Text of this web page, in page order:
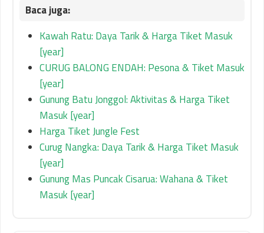
Kawah Ratu: Daya Tarik & Harga Tiket Masuk
[year]
CURUG BALONG ENDAH: Pesona & Tiket Masuk
[year]
Gunung Batu Jonggol: Aktivitas & Harga Tiket
Masuk [year]
Harga Tiket Jungle Fest
Curug Nangka: Daya Tarik & Harga Tiket Masuk
[year]
Gunung Mas Puncak Cisarua: Wahana & Tiket
Masuk [year]